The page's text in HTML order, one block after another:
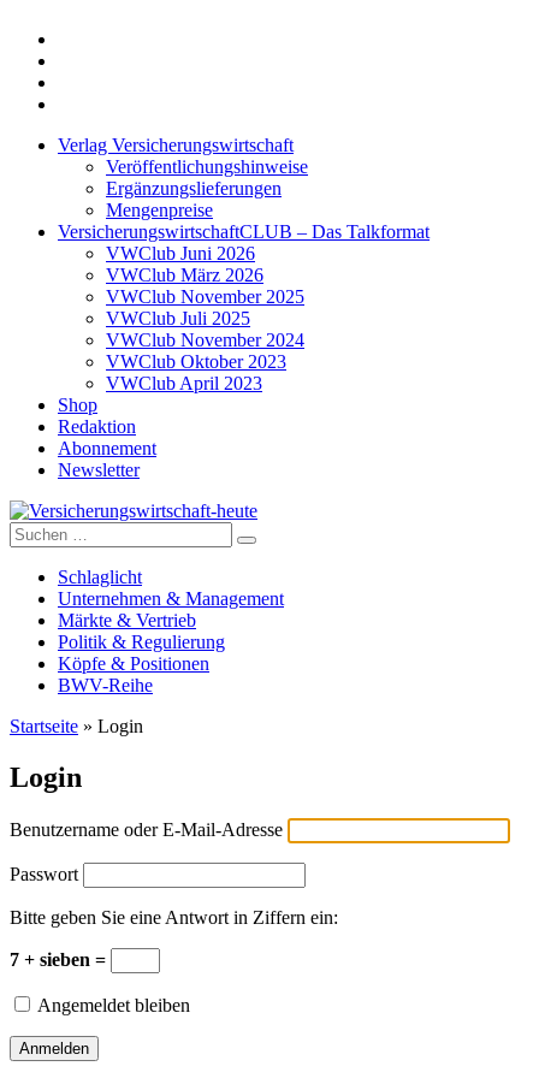
Verlag Versicherungswirtschaft
Veröffentlichungshinweise
Ergänzungslieferungen
Mengenpreise
VersicherungswirtschaftCLUB – Das Talkformat
VWClub Juni 2026
VWClub März 2026
VWClub November 2025
VWClub Juli 2025
VWClub November 2024
VWClub Oktober 2023
VWClub April 2023
Shop
Redaktion
Abonnement
Newsletter
Versicherungswirtschaft-heute
Suche
nach:
Schlaglicht
Unternehmen & Management
Märkte & Vertrieb
Politik & Regulierung
Köpfe & Positionen
BWV-Reihe
Startseite » Login
Login
Benutzername oder E-Mail-Adresse
Passwort
Bitte geben Sie eine Antwort in Ziffern ein:
7 + sieben =
Angemeldet bleiben